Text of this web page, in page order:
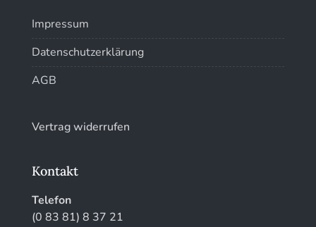
Impressum
Datenschutzerklärung
AGB
Vertrag widerrufen
Kontakt
Telefon
(0 83 81) 8 37 21